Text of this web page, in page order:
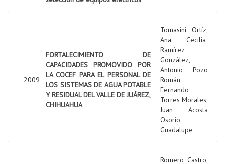
2009
FORTALECIMIENTO DE
CAPACIDADES PROMOVIDO POR
LA COCEF PARA EL PERSONAL DE
LOS SISTEMAS DE AGUA POTABLE
Y RESIDUAL DEL VALLE DE JUÁREZ,
CHIHUAHUA
Tomasini Ortíz,
Ana Cecilia;
Ramírez
González,
Antonio; Pozo
Román,
Fernando;
Torres Morales,
Juan; Acosta
Osorio,
Guadalupe
Romero Castro,